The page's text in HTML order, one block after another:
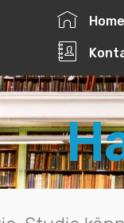
Home
© 2017